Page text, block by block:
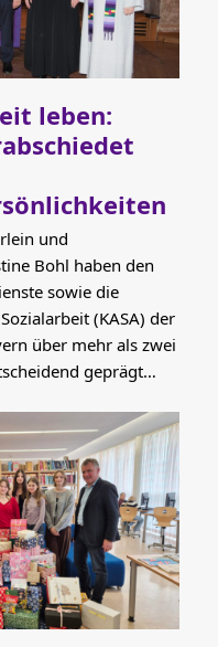
leben:
und
Bohl haben den
sowie die
(KASA) der
über mehr als zwei
geprägt…